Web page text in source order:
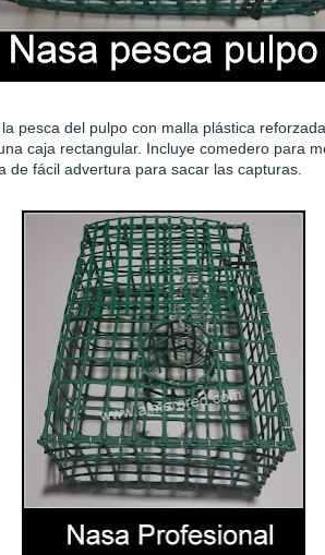
pesca del pulpo con malla plástica
caja rectangular. Incluye comedero para
de fácil advertura para sacar las capturas.